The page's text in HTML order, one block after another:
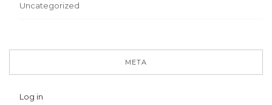
Uncategorized
META
Log in